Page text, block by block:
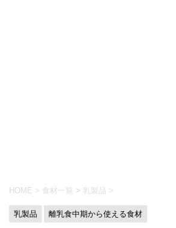
HOME > 食材一覧 > 乳製品 >
乳製品 離乳食中期から使える食材